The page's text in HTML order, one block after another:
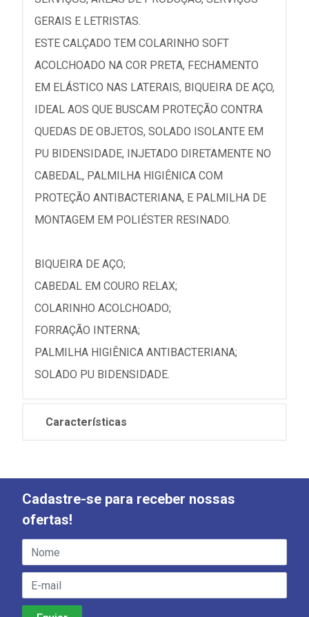
GERAIS E LETRISTAS.
ESTE CALÇADO TEM COLARINHO SOFT
ACOLCHOADO NA COR PRETA, FECHAMENTO
EM ELÁSTICO NAS LATERAIS, BIQUEIRA DE AÇO,
IDEAL AOS QUE BUSCAM PROTEÇÃO CONTRA
QUEDAS DE OBJETOS, SOLADO ISOLANTE EM
PU BIDENSIDADE, INJETADO DIRETAMENTE NO
CABEDAL, PALMILHA HIGIÊNICA COM
PROTEÇÃO ANTIBACTERIANA, E PALMILHA DE
MONTAGEM EM POLIÉSTER RESINADO.
BIQUEIRA DE AÇO;
CABEDAL EM COURO RELAX;
COLARINHO ACOLCHOADO;
FORRAÇÃO INTERNA;
PALMILHA HIGIÊNICA ANTIBACTERIANA;
SOLADO PU BIDENSIDADE.
Características
Cadastre-se para receber nossas
ofertas!